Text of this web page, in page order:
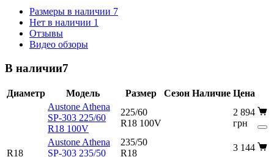
Размеры в наличии 7
Нет в наличии 1
Отзывы
Видео обзоры
В наличии7
Диаметр Модель Размер Сезон Наличие Цена
R18
Austone Athena
SP-303 225/60
R18 100V
225/60
R18 100V
2 894
грн
Austone Athena
SP-303 235/50
235/50
R18
3 144